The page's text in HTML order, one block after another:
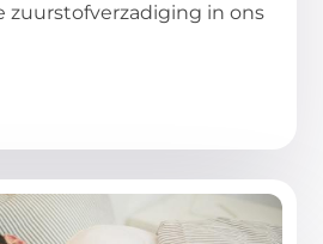
zuurstofverzadiging in ons